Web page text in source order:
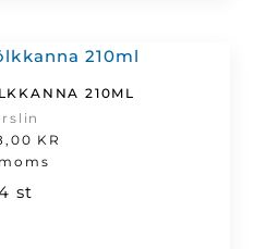
210ML
KR
st